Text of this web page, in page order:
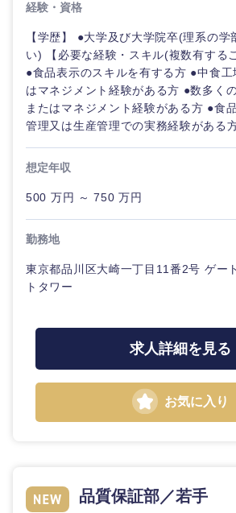
経験・資格
【学歴】 ●大学及び大学院卒(理系の学
い) 【必要な経験・スキル(複数有する
●食品表示のスキルを有する方 ●中食工
はマネジメント経験がある方 ●数多く
またはマネジメント経験がある方 ●食
管理又は生産管理での実務経験がある
想定年収
500 万円 ～ 750 万円
勤務地
東京都品川区大崎一丁目11番2号 ゲー
トタワー
求人詳細を見る
お気に入り
品質保証部／若手